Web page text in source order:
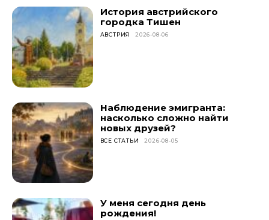
История австрийского
городка Тишен
АВСТРИЯ 2026-08-06
Наблюдение эмигранта:
насколько сложно найти
новых друзей?
ВСЕ СТАТЬИ 2026-08-05
У меня сегодня день
рождения!